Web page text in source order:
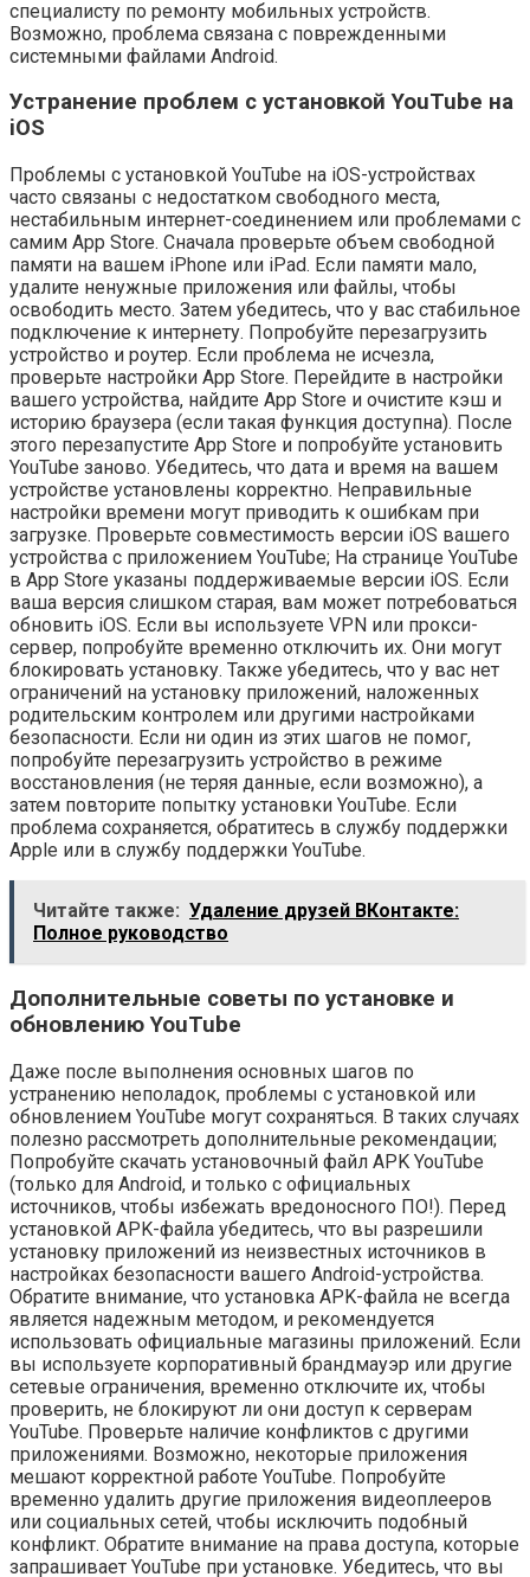
специалисту по ремонту мобильных устройств.
Возможно, проблема связана с поврежденными
системными файлами Android.
Устранение проблем с установкой YouTube на
iOS
Проблемы с установкой YouTube на iOS-устройствах
часто связаны с недостатком свободного места,
нестабильным интернет-соединением или проблемами с
самим App Store. Сначала проверьте объем свободной
памяти на вашем iPhone или iPad. Если памяти мало,
удалите ненужные приложения или файлы, чтобы
освободить место. Затем убедитесь, что у вас стабильное
подключение к интернету. Попробуйте перезагрузить
устройство и роутер. Если проблема не исчезла,
проверьте настройки App Store. Перейдите в настройки
вашего устройства, найдите App Store и очистите кэш и
историю браузера (если такая функция доступна). После
этого перезапустите App Store и попробуйте установить
YouTube заново. Убедитесь, что дата и время на вашем
устройстве установлены корректно. Неправильные
настройки времени могут приводить к ошибкам при
загрузке. Проверьте совместимость версии iOS вашего
устройства с приложением YouTube; На странице YouTube
в App Store указаны поддерживаемые версии iOS. Если
ваша версия слишком старая, вам может потребоваться
обновить iOS. Если вы используете VPN или прокси-
сервер, попробуйте временно отключить их. Они могут
блокировать установку. Также убедитесь, что у вас нет
ограничений на установку приложений, наложенных
родительским контролем или другими настройками
безопасности. Если ни один из этих шагов не помог,
попробуйте перезагрузить устройство в режиме
восстановления (не теряя данные, если возможно), а
затем повторите попытку установки YouTube. Если
проблема сохраняется, обратитесь в службу поддержки
Apple или в службу поддержки YouTube.
Читайте также: Удаление друзей ВКонтакте:
Полное руководство
Дополнительные советы по установке и
обновлению YouTube
Даже после выполнения основных шагов по
устранению неполадок, проблемы с установкой или
обновлением YouTube могут сохраняться. В таких случаях
полезно рассмотреть дополнительные рекомендации;
Попробуйте скачать установочный файл APK YouTube
(только для Android, и только с официальных
источников, чтобы избежать вредоносного ПО!). Перед
установкой APK-файла убедитесь, что вы разрешили
установку приложений из неизвестных источников в
настройках безопасности вашего Android-устройства.
Обратите внимание, что установка APK-файла не всегда
является надежным методом, и рекомендуется
использовать официальные магазины приложений. Если
вы используете корпоративный брандмауэр или другие
сетевые ограничения, временно отключите их, чтобы
проверить, не блокируют ли они доступ к серверам
YouTube. Проверьте наличие конфликтов с другими
приложениями. Возможно, некоторые приложения
мешают корректной работе YouTube. Попробуйте
временно удалить другие приложения видеоплееров
или социальных сетей, чтобы исключить подобный
конфликт. Обратите внимание на права доступа, которые
запрашивает YouTube при установке. Убедитесь, что вы